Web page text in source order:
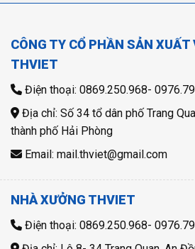
CÔNG TY CỔ PHẦN SẢN
THVIET
Điện thoại: 0869.250.968-
Địa chỉ: Số 34 tổ dân phố Trang
thành phố Hải Phòng
Email: mail.thviet@gmail.com
NHÀ XƯỞNG THVIET
Điện thoại: 0869.250.968-